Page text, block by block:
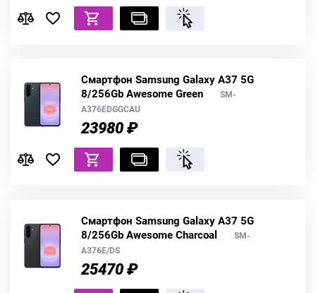
Смартфон Samsung Galaxy A37 5G
8/256Gb Awesome Green
SM-
A376EDGGCAU
23980 ₽
Смартфон Samsung Galaxy A37 5G
8/256Gb Awesome Charcoal
SM-
A376E/DS
25470 ₽